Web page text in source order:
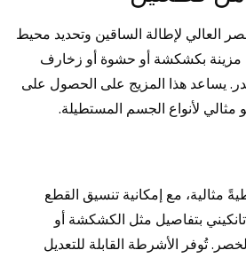
العالي لإطالة الساقين وتحديد محيط
مزينة بكشكشة أو حشوة أو زخارف
يساعد هذا المزيج على الحصول على
لأنواع الجسم المستطيلة.
مثالية، مع إمكانية تنسيق القطع
تانكيني بتفاصيل مثل الكشكشة أو
تُوفر الأشرطة القابلة للتعديل